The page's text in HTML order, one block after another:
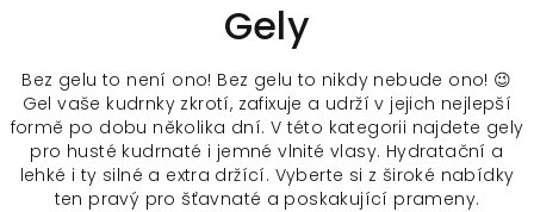
Gely
Bez gelu to není ono! Bez gelu to nikdy nebude ono! 😉
Gel vaše kudrnky zkrotí, zafixuje a udrží v jejich nejlepší
formě po dobu několika dní. V této kategorii najdete gely
pro husté kudrnaté i jemné vlnité vlasy. Hydratační a
lehké i ty silné a extra držící. Vyberte si z široké nabídky
ten pravý pro šťavnaté a poskakující prameny.